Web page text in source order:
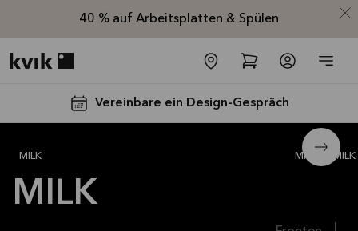
40 % auf Arbeitsplatten & Spülen
Vereinbare ein Design-Gespräch
MILK Milk MILK
MILK